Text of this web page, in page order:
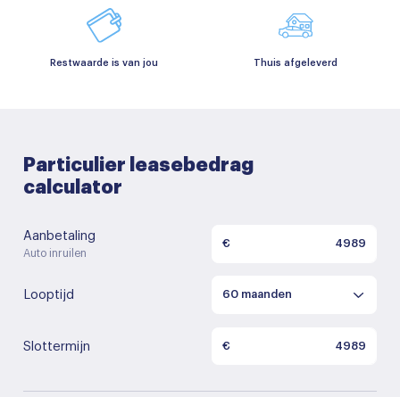
Restwaarde is van jou Thuis afgeleverd
Particulier leasebedrag
calculator
Aanbetaling
Auto inruilen
€
Looptijd
Slottermijn €